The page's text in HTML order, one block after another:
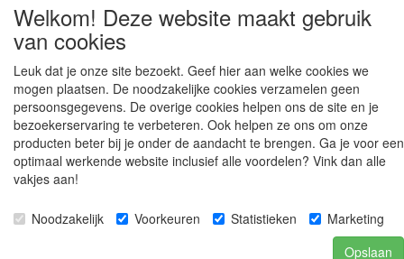
© Medisan Trading | Alblasserdam. Alle genoemde prijzen
zijn inclusief BTW en exclusief
staat aangegeven.
Welkom! Deze website maakt gebruik
van cookies
Leuk dat je onze site bezoekt. Geef hier aan welke cookies we
mogen plaatsen. De noodzakelijke cookies verzamelen geen
persoonsgegevens. De overige cookies helpen ons de site en je
bezoekerservaring te verbeteren. Ook helpen ze ons om onze
producten beter bij je onder de aandacht te brengen. Ga je voor een
optimaal werkende website inclusief alle voordelen? Vink dan alle
vakjes aan!
Noodzakelijk Voorkeuren Statistieken
Marketing
Opslaan